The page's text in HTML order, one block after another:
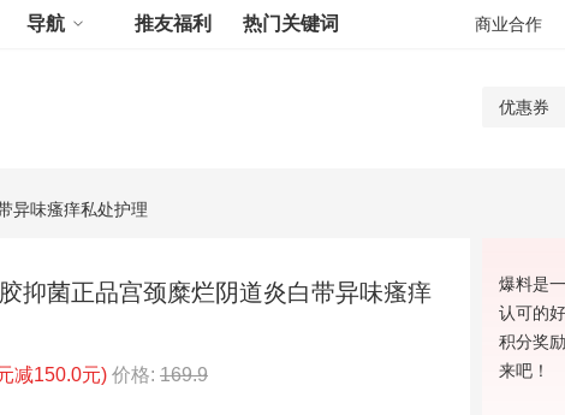
导航 推友福利 热门关键词 商业合作
异味瘙痒私处护理
抑菌正品宫颈糜烂阴道炎白带异味瘙痒
减150.0元) 价格: 169.9
爆料是
认可的
积分奖
来吧！